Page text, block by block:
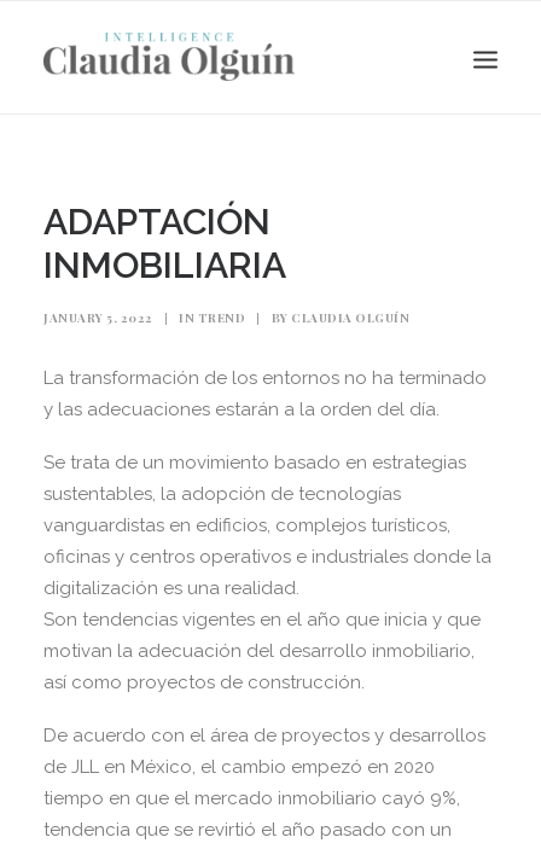
ADAPTACIÓN
INMOBILIARIA
JANUARY 5, 2022 | IN TREND | BY CLAUDIA OLGUÍN
La transformación de los entornos no ha terminado
y las adecuaciones estarán a la orden del día.
Se trata de un movimiento basado en estrategias
sustentables, la adopción de tecnologías
vanguardistas en edificios, complejos turísticos,
oficinas y centros operativos e industriales donde la
digitalización es una realidad.
Son tendencias vigentes en el año que inicia y que
motivan la adecuación del desarrollo inmobiliario,
así como proyectos de construcción.
De acuerdo con el área de proyectos y desarrollos
de JLL en México, el cambio empezó en 2020
tiempo en que el mercado inmobiliario cayó 9%,
tendencia que se revirtió el año pasado con un